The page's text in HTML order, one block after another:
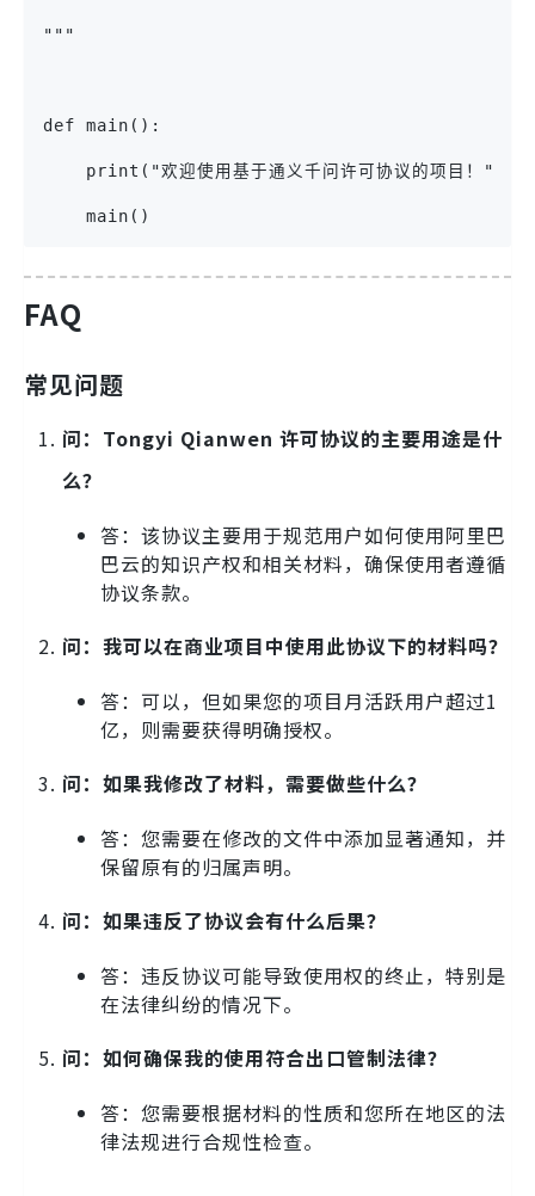
"""
def main():
print("欢迎使用基于通义千问许可协议的项目！
    main()
FAQ
常见问题
问：Tongyi Qianwen 许可协议的主要用途是什
么？
答：该协议主要用于规范用户如何使用阿里巴
巴云的知识产权和相关材料，确保使用者遵循
协议条款。
问：我可以在商业项目中使用此协议下的材料吗？
答：可以，但如果您的项目月活跃用户超过1
亿，则需要获得明确授权。
问：如果我修改了材料，需要做些什么？
答：您需要在修改的文件中添加显著通知，并
保留原有的归属声明。
问：如果违反了协议会有什么后果？
答：违反协议可能导致使用权的终止，特别是
在法律纠纷的情况下。
问：如何确保我的使用符合出口管制法律？
答：您需要根据材料的性质和您所在地区的法
律法规进行合规性检查。